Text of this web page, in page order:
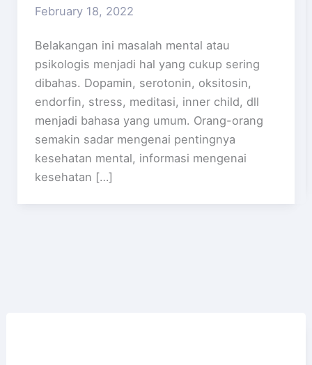
February 18, 2022
Belakangan ini masalah mental atau
psikologis menjadi hal yang cukup sering
dibahas. Dopamin, serotonin, oksitosin,
endorfin, stress, meditasi, inner child, dll
menjadi bahasa yang umum. Orang-orang
semakin sadar mengenai pentingnya
kesehatan mental, informasi mengenai
kesehatan […]